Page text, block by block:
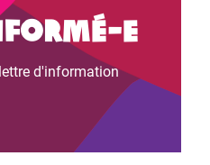
e
d'information